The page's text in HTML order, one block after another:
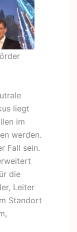
liegt
im
werden.
Fall sein.
die
Leiter
Standort